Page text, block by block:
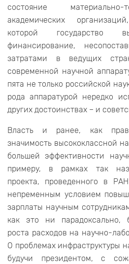
состояние
академических
которой государство
финансирование,
затратами в ведущих
современной научной
пята не только российской
рода аппаратурой нередко
других достоинствах – и
Власть и ранее, как
значимость высококлассной
большей эффективности
примеру, в рамках так
проекта, проведенного в
непременным условием
зарплаты научным
как это ни парадоксально,
роста расходов на научно-
О проблемах инфраструктуры
будучи президентом, с